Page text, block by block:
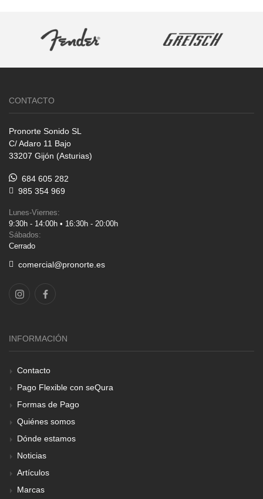
CONTACTO
Pronorte Sonido SL
C/ Adaro 11 Bajo
33207 Gijón (Asturias)
684 605 282
985 354 969
Lunes-Viernes:
9:30h - 14:00h • 16:30h - 20:00h
Sábados:
Cerrado
comercial@pronorte.es
INFORMACIÓN
Contacto
Pago Flexible con seQura
Formas de Pago
Quiénes somos
Dónde estamos
Noticias
Artículos
Marcas